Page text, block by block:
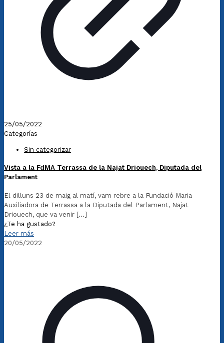
25/05/2022
Categorías
Sin categorizar
Vista a la FdMA Terrassa de la Najat Driouech, Diputada del
Parlament
El dilluns 23 de maig al matí, vam rebre a la Fundació Maria
Auxiliadora de Terrassa a la Diputada del Parlament, Najat
Driouech, que va venir […]
¿Te ha gustado?
Leer más
20/05/2022